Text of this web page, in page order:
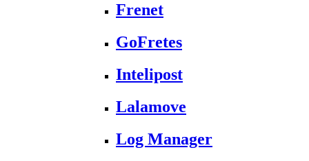
Frenet
GoFretes
Intelipost
Lalamove
Log Manager